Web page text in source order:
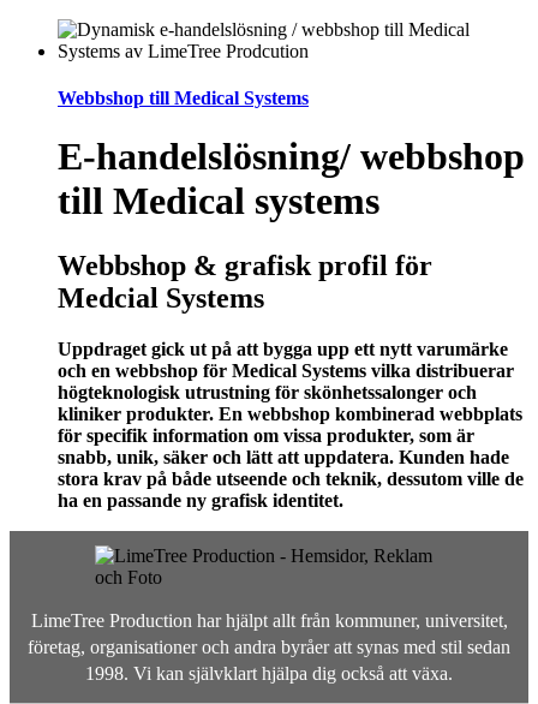
Webbshop till Medical Systems
E-handelslösning/ webbshop
till Medical systems
Webbshop & grafisk profil för
Medcial Systems
Uppdraget gick ut på att bygga upp ett nytt varumärke
och en webbshop för Medical Systems vilka distribuerar
högteknologisk utrustning för skönhetssalonger och
kliniker produkter. En webbshop kombinerad webbplats
för specifik information om vissa produkter, som är
snabb, unik, säker och lätt att uppdatera. Kunden hade
stora krav på både utseende och teknik, dessutom ville de
ha en passande ny grafisk identitet.
LimeTree Production har hjälpt allt från kommuner, universitet,
företag, organisationer och andra byråer att synas med stil sedan
1998. Vi kan självklart hjälpa dig också att växa.